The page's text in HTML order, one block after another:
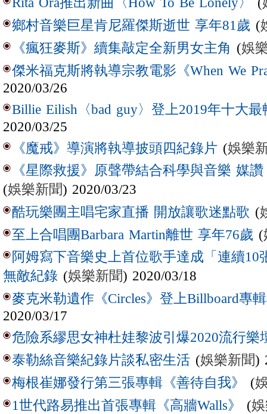
鄉村音樂巨星肯尼羅傑斯逝世 享年81歲 (
《瘋狂麥斯》續集敲定全新男女主角 (娛
傑米福克斯將執導宗教電影《When We
2020/03/26
Billie Eilish〈bad guy〉登上2019年十大最
2020/03/25
《魔戒》導演將執導披頭四紀錄片 (娛樂
《星際救援》原聲帶結合科學與音樂 媒
(娛樂新聞) 2020/03/23
酷玩樂團主唱宅家直播 開放讓歌迷點歌 (
至上合唱團Barbara Martin離世 享年76歲 (
阿姆寫下音樂史上首位歌手達成「連續10
無敵紀錄 (娛樂新聞) 2020/03/18
麥克米勒遺作《Circles》登上Billboard專
2020/03/17
危險系繆思女神杜娃黎波引爆2020流行樂
泰勒絲音樂紀錄片談私密生活 (娛樂新聞)
梅根崔娜發行第三張專輯《善待自我》 (
1世代路易推出首張專輯《高牆Walls》 (